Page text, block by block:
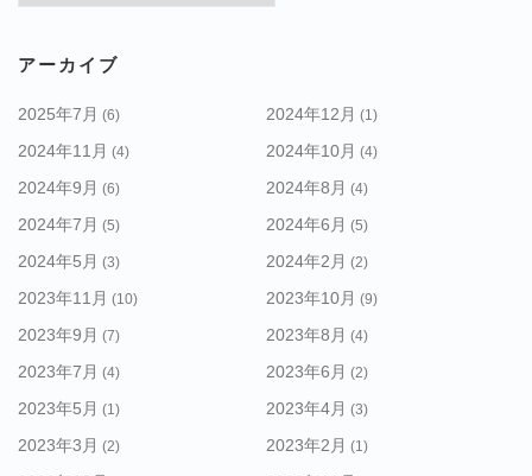
ー
アーカイブ
2025年7月 (6) 2024年12月 (1)
2024年11月 (4) 2024年10月 (4)
2024年9月 (6) 2024年8月 (4)
2024年7月 (5) 2024年6月 (5)
2024年5月 (3) 2024年2月 (2)
2023年11月 (10) 2023年10月 (9)
2023年9月 (7) 2023年8月 (4)
2023年7月 (4) 2023年6月 (2)
2023年5月 (1) 2023年4月 (3)
2023年3月 (2) 2023年2月 (1)